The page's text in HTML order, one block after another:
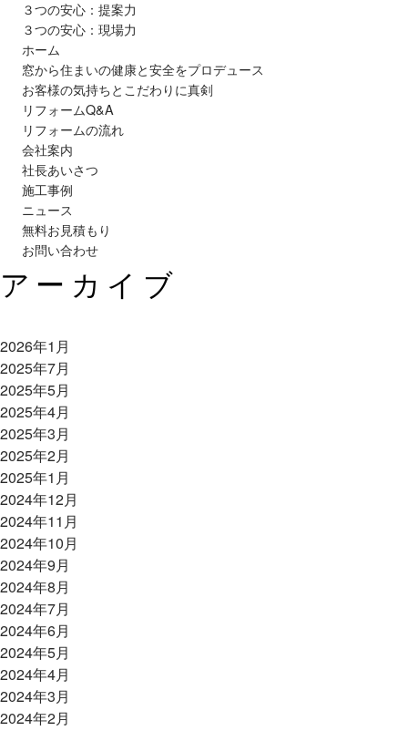
３つの安心：提案力
３つの安心：現場力
ホーム
窓から住まいの健康と安全をプロデュース
お客様の気持ちとこだわりに真剣
リフォームQ&A
リフォームの流れ
会社案内
社長あいさつ
施工事例
ニュース
無料お見積もり
お問い合わせ
アーカイブ
2026年1月
2025年7月
2025年5月
2025年4月
2025年3月
2025年2月
2025年1月
2024年12月
2024年11月
2024年10月
2024年9月
2024年8月
2024年7月
2024年6月
2024年5月
2024年4月
2024年3月
2024年2月